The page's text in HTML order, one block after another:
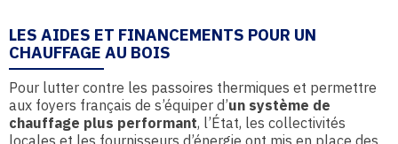
LES AIDES ET FINANCEMENTS POUR UN
CHAUFFAGE AU BOIS
Pour lutter contre les passoires thermiques et permettre
aux foyers français de s’équiper d’un système de
chauffage plus performant, l’État, les collectivités
locales et les fournisseurs d’énergie ont mis en place des